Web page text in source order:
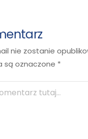
nie zostanie
są oznaczone *